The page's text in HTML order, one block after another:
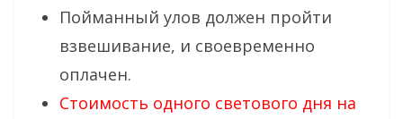
Пойманный улов должен пройти
взвешивание, и своевременно
оплачен.
Стоимость одного светового дня на